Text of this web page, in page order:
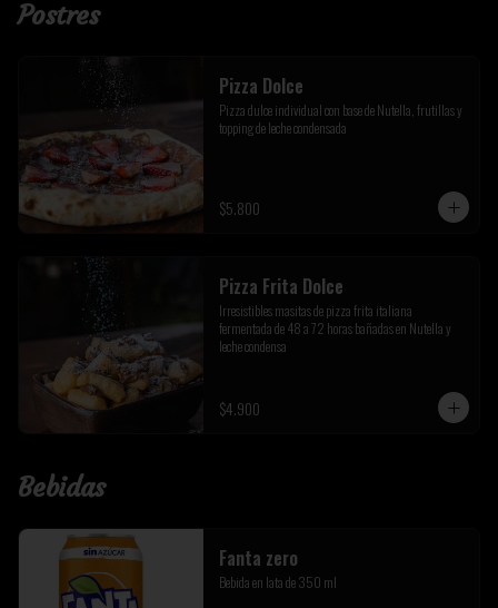
Postres
Pizza Dolce
Pizza dulce individual con base de Nutella, frutillas y
topping de leche condensada
$5.800
Pizza Frita Dolce
Irresistibles masitas de pizza frita italiana
fermentada de 48 a 72 horas bañadas en Nutella y
leche condensa
$4.900
Bebidas
Fanta zero
Bebida en lata de 350 ml